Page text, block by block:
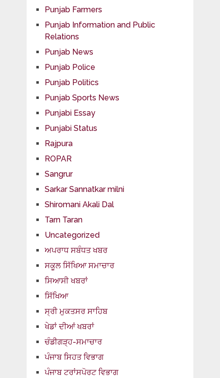
Punjab Farmers
Punjab Information and Public
Relations
Punjab News
Punjab Police
Punjab Politics
Punjab Sports News
Punjabi Essay
Punjabi Status
Rajpura
ROPAR
Sangrur
Sarkar Sannatkar milni
Shiromani Akali Dal
Tarn Taran
Uncategorized
ਅਪਰਾਧ ਸਬੰਧਤ ਖਬਰ
ਸਕੂਲ ਸਿੱਖਿਆ ਸਮਾਚਾਰ
ਸਿਆਸੀ ਖਬਰਾਂ
ਸਿੱਖਿਆ
ਸ੍ਰੀ ਮੁਕਤਸਰ ਸਾਹਿਬ
ਖੇਡਾਂ ਦੀਆਂ ਖਬਰਾਂ
ਚੰਡੀਗੜ੍ਹ-ਸਮਾਚਾਰ
ਪੰਜਾਬ ਸਿਹਤ ਵਿਭਾਗ
ਪੰਜਾਬ ਟਰਾਂਸਪੋਰਟ ਵਿਭਾਗ